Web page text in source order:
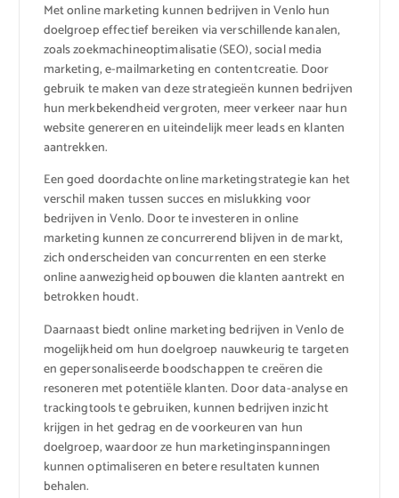
Met online marketing kunnen bedrijven in Venlo hun
doelgroep effectief bereiken via verschillende kanalen,
zoals zoekmachineoptimalisatie (SEO), social media
marketing, e-mailmarketing en contentcreatie. Door
gebruik te maken van deze strategieën kunnen bedrijven
hun merkbekendheid vergroten, meer verkeer naar hun
website genereren en uiteindelijk meer leads en klanten
aantrekken.
Een goed doordachte online marketingstrategie kan het
verschil maken tussen succes en mislukking voor
bedrijven in Venlo. Door te investeren in online
marketing kunnen ze concurrerend blijven in de markt,
zich onderscheiden van concurrenten en een sterke
online aanwezigheid opbouwen die klanten aantrekt en
betrokken houdt.
Daarnaast biedt online marketing bedrijven in Venlo de
mogelijkheid om hun doelgroep nauwkeurig te targeten
en gepersonaliseerde boodschappen te creëren die
resoneren met potentiële klanten. Door data-analyse en
trackingtools te gebruiken, kunnen bedrijven inzicht
krijgen in het gedrag en de voorkeuren van hun
doelgroep, waardoor ze hun marketinginspanningen
kunnen optimaliseren en betere resultaten kunnen
behalen.